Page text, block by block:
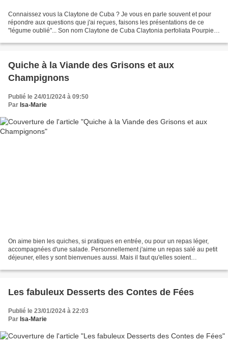
Connaissez vous la Claytone de Cuba ? Je vous en parle souvent et pour
répondre aux questions que j'ai reçues, faisons les présentations de ce
"légume oublié"... Son nom Claytone de Cuba Claytonia perfoliata Pourpier
Quiche à la Viande des Grisons et aux
Champignons
Publié le 24/01/2024 à 09:50
Par Isa-Marie
On aime bien les quiches, si pratiques en entrée, ou pour un repas léger,
accompagnées d'une salade. Personnellement j'aime un repas salé au petit
déjeuner, elles y sont bienvenues aussi. Mais il faut qu'elles soient
Les fabuleux Desserts des Contes de Fées
Publié le 23/01/2024 à 22:03
Par Isa-Marie